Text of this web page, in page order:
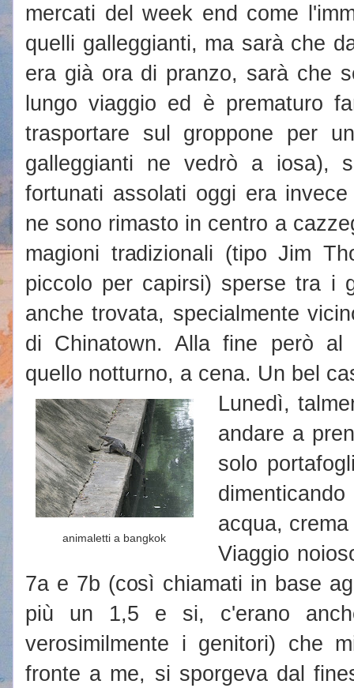
mercati del week end come
quelli galleggianti, ma sarà che
era già ora di pranzo, sarà che
lungo viaggio ed è prematuro
trasportare sul groppone per
galleggianti ne vedrò a iosa),
fortunati assolati oggi era
ne sono rimasto in centro a
magioni tradizionali (tipo Jim
piccolo per capirsi) sperse tra i
anche trovata, specialmente
di Chinatown. Alla fine però
quello notturno, a cena. Un bel
animaletti a bangkok
Lunedì,
andare a
solo
acqua,
Viaggio
7a e 7b (così chiamati in base
più un 1,5 e si, c'erano
verosimilmente i genitori) che
fronte a me, si sporgeva dal